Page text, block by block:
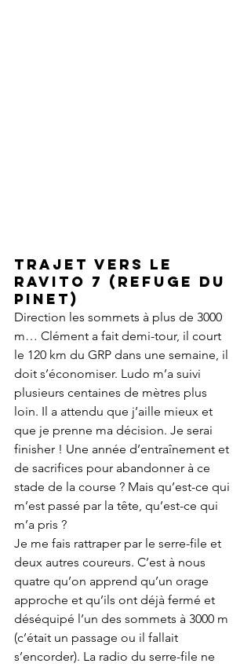
Trajet vers le
Ravito 7 (refuge du
Pinet)
Direction les sommets à plus de 3000
m… Clément a fait demi-tour, il court
le 120 km du GRP dans une semaine, il
doit s’économiser. Ludo m’a suivi
plusieurs centaines de mètres plus
loin. Il a attendu que j’aille mieux et
que je prenne ma décision. Je serai
finisher ! Une année d’entraînement et
de sacrifices pour abandonner à ce
stade de la course ? Mais qu’est-ce qui
m’est passé par la tête, qu’est-ce qui
m’a pris ?
Je me fais rattraper par le serre-file et
deux autres coureurs. C’est à nous
quatre qu’on apprend qu’un orage
approche et qu’ils ont déjà fermé et
déséquipé l’un des sommets à 3000 m
(c’était un passage ou il fallait
s’encorder). La radio du serre-file ne